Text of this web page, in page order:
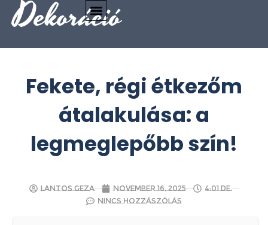
Dekoráció
Fekete, régi étkezőm
átalakulása: a
legmeglepőbb szín!
Lantos Geza november 16, 2025
4:01 de.
Nincs hozzászólás